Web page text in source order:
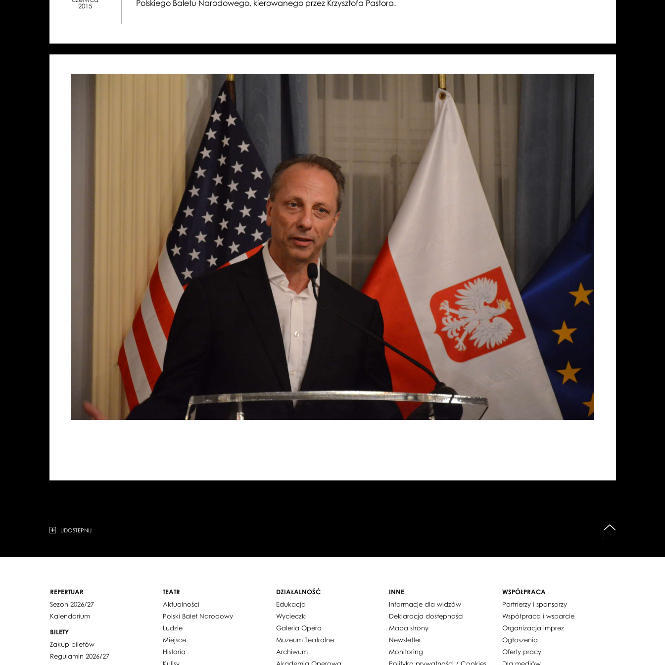
2015
Polskiego Baletu Narodowego, kierowanego przez Krzysztofa Pastora.
UDOSTĘPNIJ
REPERTUAR
Sezon 2026/27
Kalendarium
BILETY
Zakup biletów
Regulamin 2026/27
TEATR
Aktualności
Polski Balet Narodowy
Ludzie
Miejsce
Historia
DZIAŁALNOŚĆ
Edukacja
Wycieczki
Galeria Opera
Muzeum Teatralne
Archiwum
INNE
Informacje dla widzów
Deklaracja dostępności
Mapa strony
Newsletter
Monitoring
WSPÓŁPRACA
Partnerzy i sponsorzy
Współpraca i wsparcie
Organizacja imprez
Ogłoszenia
Oferty pracy